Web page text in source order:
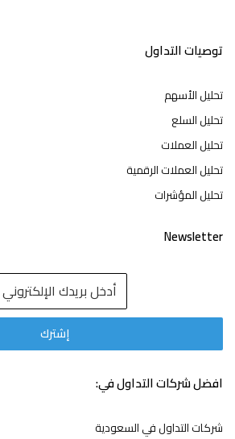
توصيات التداول
تحليل الأسهم
تحليل السلع
تحليل العملات
تحليل العملات الرقمية
تحليل المؤشرات
Newsletter
افضل شركات التداول في:
شركات التداول في السعودية